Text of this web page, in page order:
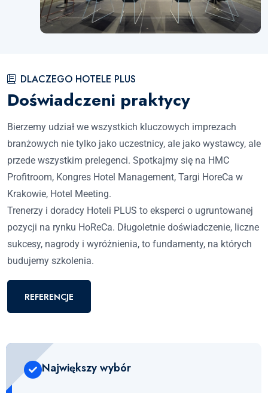
DLACZEGO HOTELE PLUS
Doświadczeni praktycy
Bierzemy udział we wszystkich kluczowych imprezach
branżowych nie tylko jako uczestnicy, ale jako wystawcy, ale
przede wszystkim prelegenci. Spotkajmy się na HMC
Profitroom, Kongres Hotel Management, Targi HoreCa w
Krakowie, Hotel Meeting.
Trenerzy i doradcy Hoteli PLUS to eksperci o ugruntowanej
pozycji na rynku HoReCa. Długoletnie doświadczenie, liczne
sukcesy, nagrody i wyróżnienia, to fundamenty, na których
budujemy szkolenia.
REFERENCJE
Największy wybór